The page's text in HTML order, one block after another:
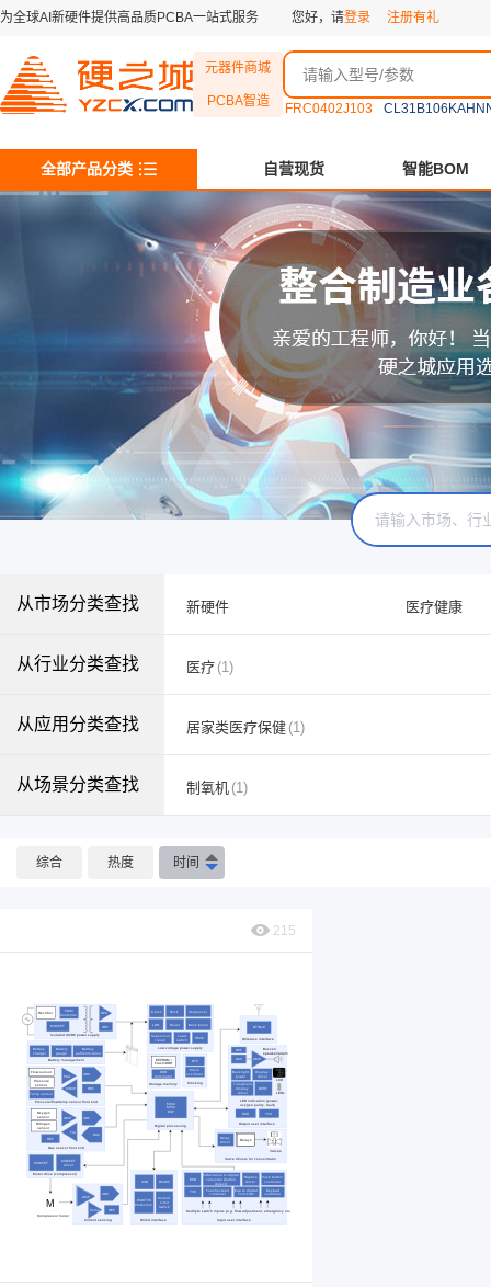
为全球AI新硬件提供高品质PCBA一站式服务 您好，请登录 注册有礼
元器件商城
PCBA智造 FRC0402J103
全部产品分类 自营现货 智能BOM
从市场分类查找 新硬件 医疗健康
从行业分类查找 医疗 (1)
从应用分类查找 居家类医疗保健 (1)
从场景分类查找 制氧机 (1)
综合 热度 时间
215